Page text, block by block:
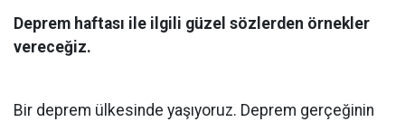
Deprem haftası ile ilgili güzel sözlerden örnekler
vereceğiz.
Bir deprem ülkesinde yaşıyoruz. Deprem gerçeğinin